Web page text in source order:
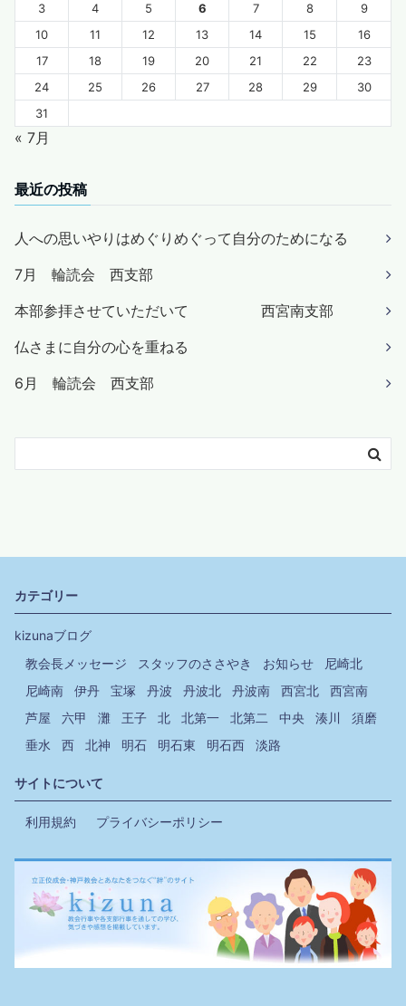
3
4 5 6 7 8
9
10
11 12 13 14 15
16
17
18 19 20 21 22
23
24
25 26 27 28 29
30
31
« 7月
最近の投稿
人への思いやりはめぐりめぐって自分のためになる
7月 輪読会 西支部
本部参拝させていただいて 西宮南支部
仏さまに自分の心を重ねる
6月 輪読会 西支部
カテゴリー
kizunaブログ
教会長メッセージ
スタッフのささやき お知らせ
尼崎北
尼崎南
伊丹 宝塚 丹波 丹波北 丹波南 西宮北
西宮南
芦屋
六甲 灘 王子 北 北第一 北第二 中央 湊川
須磨
垂水
西 北神 明石 明石東 明石西 淡路
サイトについて
利用規約 プライバシーポリシー